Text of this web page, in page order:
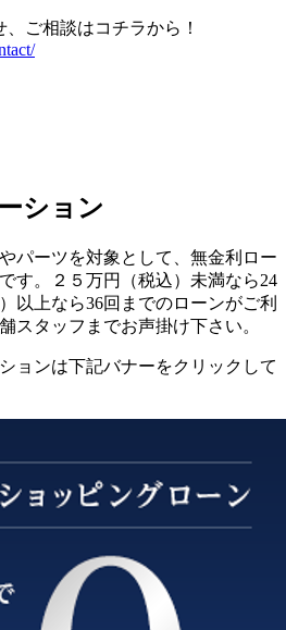
ご相談はコチラから！
ション
パーツを対象として、無金利ロー
す。２５万円（税込）未満なら24
以上なら36回までのローンがご利
スタッフまでお声掛け下さい。
ョンは下記バナーをクリックして